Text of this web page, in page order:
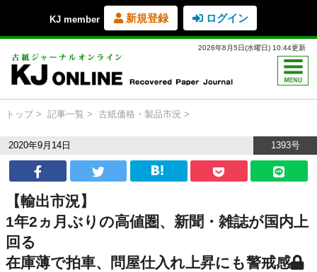
KJ member 新規登録 ログイン
2026年8月5日(水曜日) 10:44更新
トップ 記事一覧 古紙価格・製品市況
2020年9月14日 1393号
【輸出市況】
1年2ヵ月ぶりの高値圏、新聞・雑誌が国内上
回る
在庫薄で拍車、問屋仕入れ上昇にも警戒感